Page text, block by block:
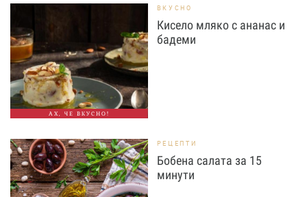
АХ, ЧЕ ВКУСНО!
ВКУСНО
Кисело мляко с ананас и
бадеми
РЕЦЕПТИ
Бобена салата за 15
минути